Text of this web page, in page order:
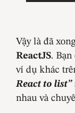
Vậy là đã
ReactJS.
ví dụ khác
React to list”
nhau và